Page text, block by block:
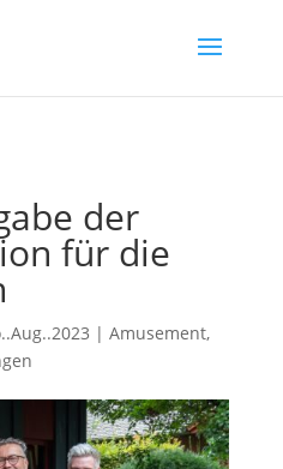
der
für die
| Amusement,